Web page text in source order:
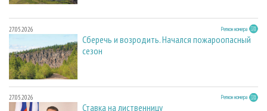
27.05.2026 Регион номера
Сберечь и возродить. Начался пожароопасный
сезон
27.05.2026 Регион номера
Ставка на лиственницу